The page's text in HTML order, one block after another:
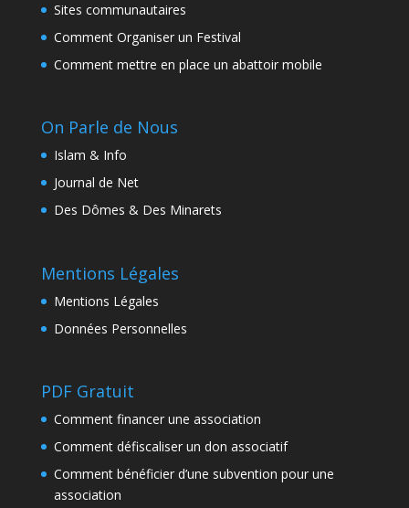
Sites communautaires
Comment Organiser un Festival
Comment mettre en place un abattoir mobile
On Parle de Nous
Islam & Info
Journal de Net
Des Dômes & Des Minarets
Mentions Légales
Mentions Légales
Données Personnelles
PDF Gratuit
Comment financer une association
Comment défiscaliser un don associatif
Comment bénéficier d’une subvention pour une
association